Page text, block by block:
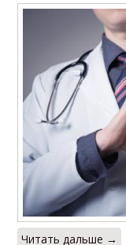
Читать дальше →